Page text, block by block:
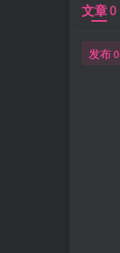
文章0
发布0